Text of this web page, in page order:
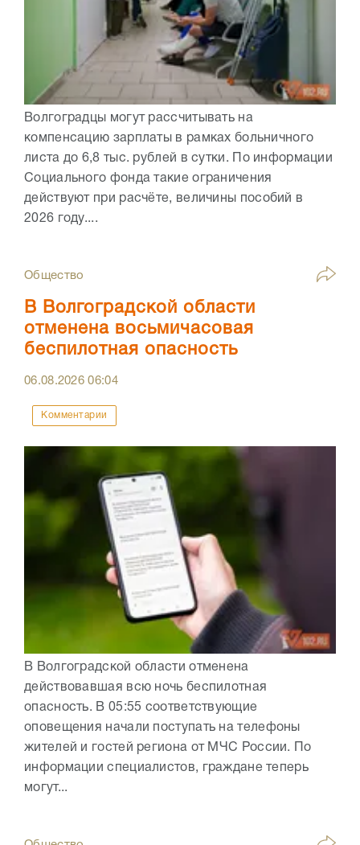
Волгоградцы могут рассчитывать на
компенсацию зарплаты в рамках больничного
листа до 6,8 тыс. рублей в сутки. По информации
Социального фонда такие ограничения
действуют при расчёте, величины пособий в
2026 году....
Общество
В Волгоградской области
отменена восьмичасовая
беспилотная опасность
06.08.202606:04
Комментарии
В Волгоградской области отменена
действовавшая всю ночь беспилотная
опасность. В 05:55 соответствующие
оповещения начали поступать на телефоны
жителей и гостей региона от МЧС России. По
информации специалистов, граждане теперь
могут...